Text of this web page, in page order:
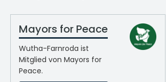
Mayors for Peace
Wutha-Farnroda ist
Mitglied von Mayors for
Peace.